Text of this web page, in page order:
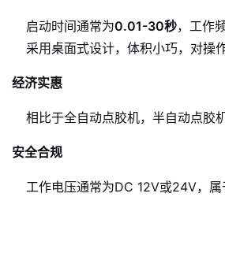
启动时间通常为0.01-30秒，工作
采用桌面式设计，体积小巧，对操
经济实惠
相比于全自动点胶机，半自动点胶
安全合规
工作电压通常为DC 12V或24V，